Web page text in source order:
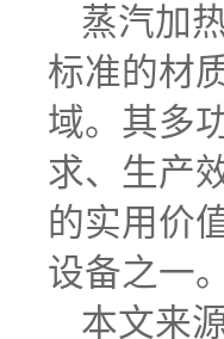
蒸汽加
标准的材
域。其多
求、生产
的实用价
设备之一
本文来